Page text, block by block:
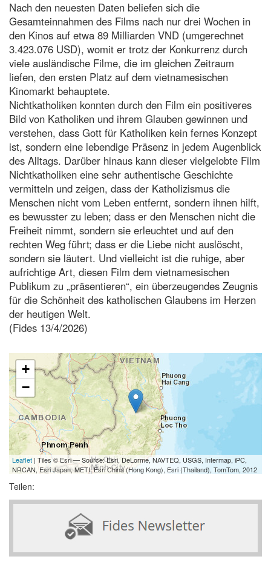
Nach den neuesten Daten beliefen sich die
Gesamteinnahmen des Films nach nur drei Wochen in
den Kinos auf etwa 89 Milliarden VND (umgerechnet
3.423.076 USD), womit er trotz der Konkurrenz durch
viele ausländische Filme, die im gleichen Zeitraum
liefen, den ersten Platz auf dem vietnamesischen
Kinomarkt behauptete.
Nichtkatholiken konnten durch den Film ein positiveres
Bild von Katholiken und ihrem Glauben gewinnen und
verstehen, dass Gott für Katholiken kein fernes Konzept
ist, sondern eine lebendige Präsenz in jedem Augenblick
des Alltags. Darüber hinaus kann dieser vielgelobte Film
Nichtkatholiken eine sehr authentische Geschichte
vermitteln und zeigen, dass der Katholizismus die
Menschen nicht vom Leben entfernt, sondern ihnen hilft,
es bewusster zu leben; dass er den Menschen nicht die
Freiheit nimmt, sondern sie erleuchtet und auf den
rechten Weg führt; dass er die Liebe nicht auslöscht,
sondern sie läutert. Und vielleicht ist die ruhige, aber
aufrichtige Art, diesen Film dem vietnamesischen
Publikum zu „präsentieren“, ein überzeugendes Zeugnis
für die Schönheit des katholischen Glaubens im Herzen
der heutigen Welt.
(Fides 13/4/2026)
+
−
Leaflet | Tiles © Esri — Source: Esri, DeLorme, NAVTEQ, USGS, Intermap, iPC,
NRCAN, Esri Japan, METI, Esri China (Hong Kong), Esri (Thailand), TomTom, 2012
Teilen: